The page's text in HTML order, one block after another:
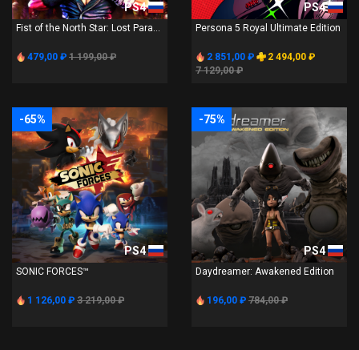
PS4
Fist of the North Star: Lost Para...
479,00 ₽ 1 199,00 ₽
PS4
Persona 5 Royal Ultimate Edition
2 851,00 ₽
2 494,00 ₽
7 129,00 ₽
-65%
PS4
SONIC FORCES™
1 126,00 ₽ 3 219,00 ₽
-75%
PS4
Daydreamer: Awakened Edition
196,00 ₽ 784,00 ₽